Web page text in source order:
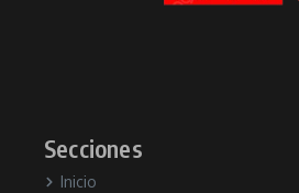
Secciones
Inicio